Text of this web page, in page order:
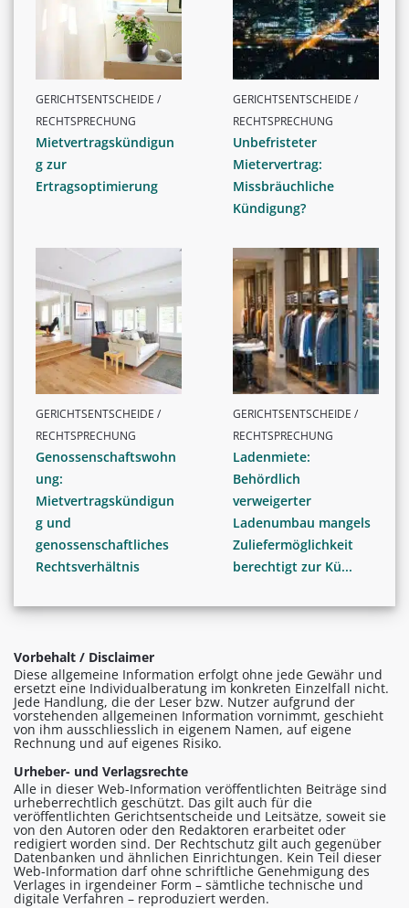
GERICHTSENTSCHEIDE /
RECHTSPRECHUNG
Mietvertragskündigun
g zur
Ertragsoptimierung
GERICHTSENTSCHEIDE /
RECHTSPRECHUNG
Unbefristeter
Mietervertrag:
Missbräuchliche
Kündigung?
GERICHTSENTSCHEIDE /
RECHTSPRECHUNG
Genossenschaftswohn
ung:
Mietvertragskündigun
g und
genossenschaftliches
Rechtsverhältnis
GERICHTSENTSCHEIDE /
RECHTSPRECHUNG
Ladenmiete:
Behördlich
verweigerter
Ladenumbau mangels
Zuliefermöglichkeit
berechtigt zur Kü...
Vorbehalt / Disclaimer
Diese allgemeine Information erfolgt ohne jede Gewähr und
ersetzt eine Individualberatung im konkreten Einzelfall nicht.
Jede Handlung, die der Leser bzw. Nutzer aufgrund der
vorstehenden allgemeinen Information vornimmt, geschieht
von ihm ausschliesslich in eigenem Namen, auf eigene
Rechnung und auf eigenes Risiko.
Urheber- und Verlagsrechte
Alle in dieser Web-Information veröffentlichten Beiträge sind
urheberrechtlich geschützt. Das gilt auch für die
veröffentlichten Gerichtsentscheide und Leitsätze, soweit sie
von den Autoren oder den Redaktoren erarbeitet oder
redigiert worden sind. Der Rechtschutz gilt auch gegenüber
Datenbanken und ähnlichen Einrichtungen. Kein Teil dieser
Web-Information darf ohne schriftliche Genehmigung des
Verlages in irgendeiner Form – sämtliche technische und
digitale Verfahren – reproduziert werden.